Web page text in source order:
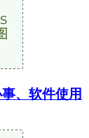
、软件使用